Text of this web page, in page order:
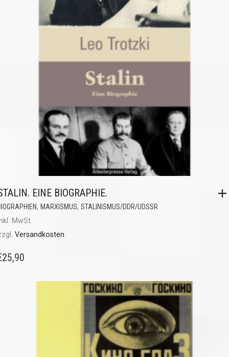
EINE BIOGRAPHIE.
, MARXISMUS, STALINISMUS/DDR/UDSSR
MwSt.
Versandkosten
25,90